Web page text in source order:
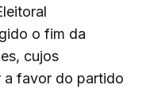
o fim da
cujos
a favor do partido